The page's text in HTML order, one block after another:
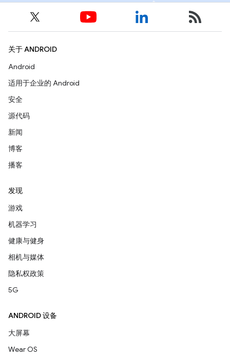
关于 ANDROID
Android
适用于企业的 Android
安全
源代码
新闻
博客
播客
发现
游戏
机器学习
健康与健身
相机与媒体
隐私权政策
5G
ANDROID 设备
大屏幕
Wear OS